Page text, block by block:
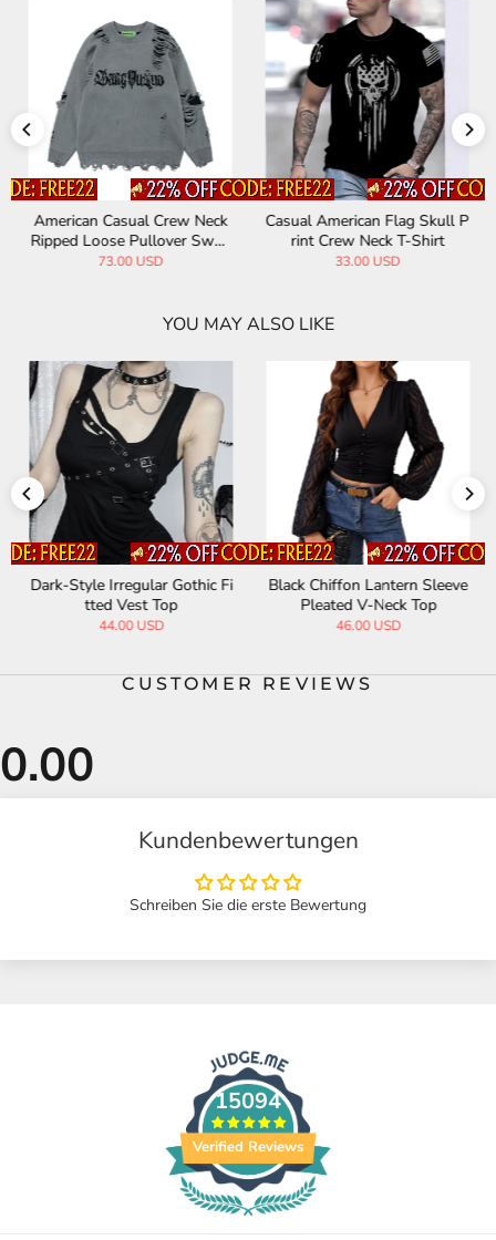
American Casual Crew Neck
Ripped Loose Pullover Swea
ter
73.00 USD
Casual American Flag Skull P
rint Crew Neck T-Shirt
33.00 USD
YOU MAY ALSO LIKE
Dark-Style Irregular Gothic Fi
tted Vest Top
44.00 USD
Black Chiffon Lantern Sleeve
Pleated V-Neck Top
46.00 USD
CUSTOMER REVIEWS
Kundenbewertungen
Schreiben Sie die erste Bewertung
15094
Verified Reviews